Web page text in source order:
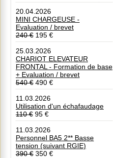
20.04.2026
MINI CHARGEUSE -
Evaluation / brevet
240 € 195 €
25.03.2026
CHARIOT ELEVATEUR
FRONTAL - Formation de base
+ Evaluation / brevet
540 € 490 €
11.03.2026
Utilisation d'un échafaudage
110 € 95 €
11.03.2026
Personnel BA5 2** Basse
tension (suivant RGIE)
390 € 350 €